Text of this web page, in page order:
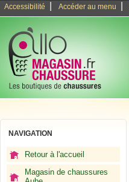
Accessibilité Accéder au menu
NAVIGATION
Retour à l'accueil
Magasin de chaussures